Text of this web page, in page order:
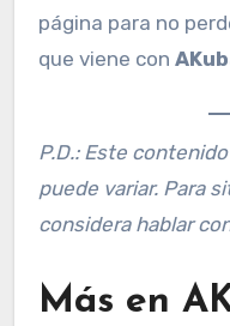
página para no
que viene con
P.D.: Este
puede variar. Para
considera hablar
Más en